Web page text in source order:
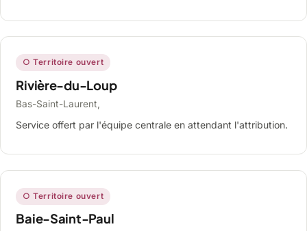
○ Territoire ouvert
Rivière-du-Loup
Bas-Saint-Laurent,
Service offert par l'équipe centrale en attendant l'attribution.
○ Territoire ouvert
Baie-Saint-Paul